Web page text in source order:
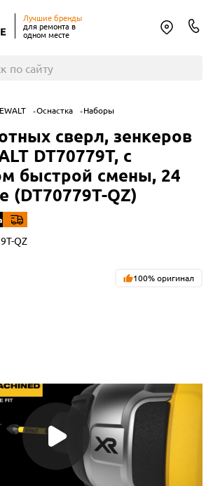
Лучшие бренды
для ремонта в
одном месте
по сайту
Оснастка Наборы
сверл, зенкеров
DT70779T, с
быстрой смены, 24
(DT70779T-QZ)
QZ
100% оригинал